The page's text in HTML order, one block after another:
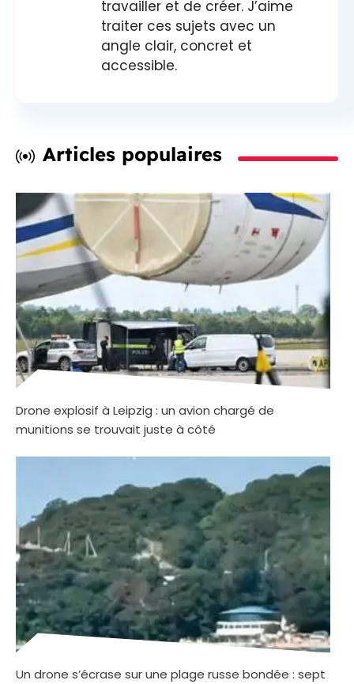
travailler et de créer. J’aime
traiter ces sujets avec un
angle clair, concret et
accessible.
Articles populaires
Drone explosif à Leipzig : un avion chargé de
munitions se trouvait juste à côté
Un drone s’écrase sur une plage russe bondée : sept